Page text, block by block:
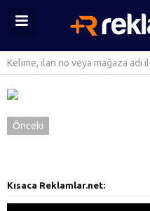
Önceki
Kısaca Reklamlar.net: